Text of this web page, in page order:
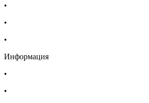
•
•
•
Информация
•
•